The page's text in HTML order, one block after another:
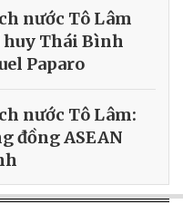
nước Tô Lâm
huy Thái Bình
Paparo
nước Tô Lâm:
đồng ASEAN